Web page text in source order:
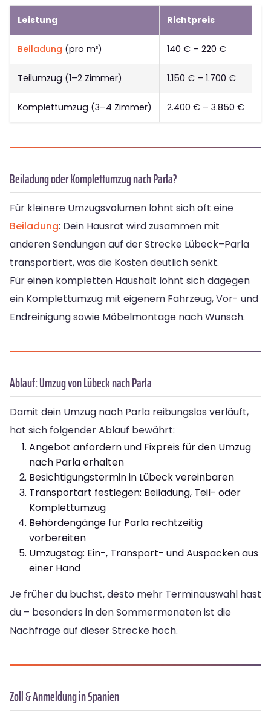
Leistung Richtpreis
Beiladung (pro m³) 140 € – 220 €
Teilumzug (1–2 Zimmer) 1.150 € – 1.700 €
Komplettumzug (3–4 Zimmer) 2.400 € – 3.850 €
Beiladung oder Komplettumzug nach Parla?
Für kleinere Umzugsvolumen lohnt sich oft eine
Beiladung: Dein Hausrat wird zusammen mit
anderen Sendungen auf der Strecke Lübeck–Parla
transportiert, was die Kosten deutlich senkt.
Für einen kompletten Haushalt lohnt sich dagegen
ein Komplettumzug mit eigenem Fahrzeug, Vor- und
Endreinigung sowie Möbelmontage nach Wunsch.
Ablauf: Umzug von Lübeck nach Parla
Damit dein Umzug nach Parla reibungslos verläuft,
hat sich folgender Ablauf bewährt:
Angebot anfordern und Fixpreis für den Umzug
nach Parla erhalten
Besichtigungstermin in Lübeck vereinbaren
Transportart festlegen: Beiladung, Teil- oder
Komplettumzug
Behördengänge für Parla rechtzeitig
vorbereiten
Umzugstag: Ein-, Transport- und Auspacken aus
einer Hand
Je früher du buchst, desto mehr Terminauswahl hast
du – besonders in den Sommermonaten ist die
Nachfrage auf dieser Strecke hoch.
Zoll & Anmeldung in Spanien